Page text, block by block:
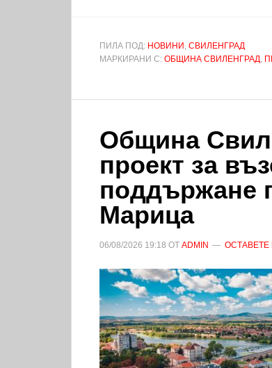
ПИЛА ПОД: НОВИНИ , СВИЛЕНГРАД
МАРКИРАНИ С: ОБЩИНА СВИЛЕНГРАД,
Община
проект за
поддържане
Марица
06/08/2026 19:18 ОТ ADMIN ОСТАВЕТЕ